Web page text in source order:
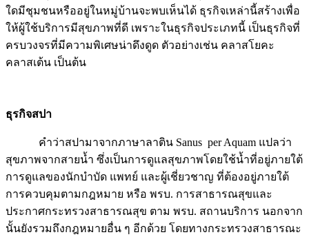
ใดมีชุมชนหรืออยู่ในหมู่บ้านจะพบเห็นได้ ธุรกิจเหล่านี้สร้างเพื่อ
ให้ผู้ใช้บริการมีสุขภาพที่ดี เพราะในธุรกิจประเภทนี้ เป็นธุรกิจที่
ครบวงจรที่มีความพิเศษน่าดึงดูด ตัวอย่างเช่น คลาสโยคะ
คลาสเต้น เป็นต้น
ธุรกิจสปา
คำว่าสปามาจากภาษาลาติน Sanus per Aquam แปลว่า
สุขภาพจากสายน้ำ ซึ่งเป็นการดูแลสุขภาพโดยใช้น้ำที่อยู่ภายใต้
การดูแลของนักบำบัด แพทย์ และผู้เชี่ยวชาญ ที่ต้องอยู่ภายใต้
การควบคุมตามกฎหมาย หรือ พรบ. การสาธารณสุขและ
ประกาศกระทรวงสาธารณสุข ตาม พรบ. สถานบริการ นอกจาก
นั้นยังรวมถึงกฎหมายอื่น ๆ อีกด้วย โดยทางกระทรวงสาธารณะ